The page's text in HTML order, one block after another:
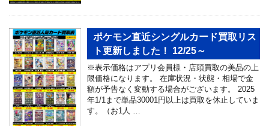
ポケモン直近シングルカード買取リス
ト更新しました！ 12/25～
※表示価格はアプリ会員様・店頭買取の美品の上
限価格になります。 在庫状況・状態・相場で金
額が予告なく変動する場合がございます。 2025
年1/1まで単品30001円以上は買取を休止していま
す。（お1人 …